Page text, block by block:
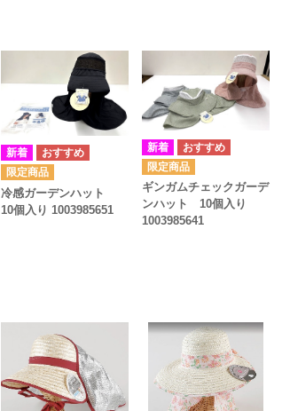
冷感ガーデンハット
10個入り 1003985651
ギンガムチェックガーデ
ンハット 10個入り
1003985641